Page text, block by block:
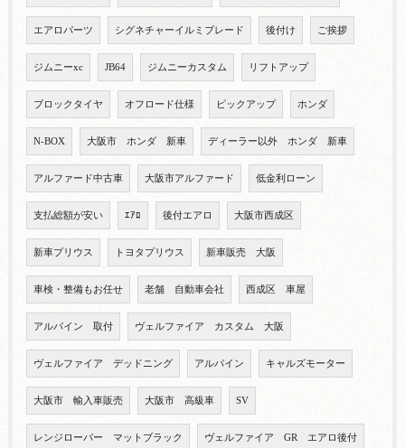
エアロパーツ シグネチャーイルミブレード 後付け ご挨拶
ジムニーxc JB64 ジムニーカスタム リフトアップ
ブロックタイヤ オフロード仕様 ピックアップ ホンダ
N-BOX 大阪市 ホンダ 新車 ディーラー以外 ホンダ 新車
アルファード中古車 大阪市アルファード 低金利ローン
支払総額が安い ｴｱﾛ 後付エアロ 大阪市西成区
新車プリウス トヨタプリウス 新車販売 大阪
車検・整備もお任せ 老舗 自動車会社 西成区 車屋
アルパイン 取付 ヴェルファイア カスタム 大阪
ヴェルファイア デッドニング アルパイン キャルズモーター
大阪市 輸入車販売 大阪市 高級車 SV
レンジローバー マットブラック ヴェルファイア GR エアロ後付